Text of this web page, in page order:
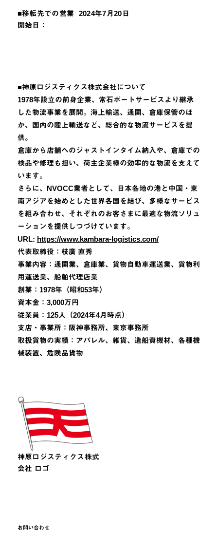
■移転先での営業
開始日：
2024年7月20日
■神原ロジスティクス株式会社について
1978年設立の前身企業、常石ポートサービスより継承
した物流事業を展開。海上輸送、通関、倉庫保管のほ
か、国内の陸上輸送など、総合的な物流サービスを提
供。
倉庫から店舗へのジャストインタイム納入や、倉庫での
検品や修理も担い、荷主企業様の効率的な物流を支えて
います。
さらに、NVOCC業者として、日本各地の港と中国・東
南アジアを始めとした世界各国を結び、多様なサービス
を組み合わせ、それぞれのお客さまに最適な物流ソリュ
ーションを提供しつづけています。
URL: https://www.kambara-logistics.com/
代表取締役：枝廣 直秀
事業内容：通関業、倉庫業、貨物自動車運送業、貨物利
用運送業、船舶代理店業
創業：1978年（昭和53年）
資本金：3,000万円
従業員：125人（2024年4月時点）
支店・事業所：阪神事務所、東京事務所
取扱貨物の実績：アパレル、雑貨、造船資機材、各種機
械装置、危険品貨物
神原ロジスティクス株式
会社 ロゴ
お問い合わせ